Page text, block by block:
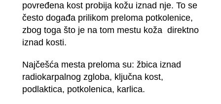
povređena kost probija kožu iznad nje. To se
često događa prilikom preloma potkolenice,
zbog toga što je na tom mestu koža direktno
iznad kosti.
Najčešća mesta preloma su: žbica iznad
radiokarpalnog zgloba, ključna kost,
podlaktica, potkolenica, karlica.